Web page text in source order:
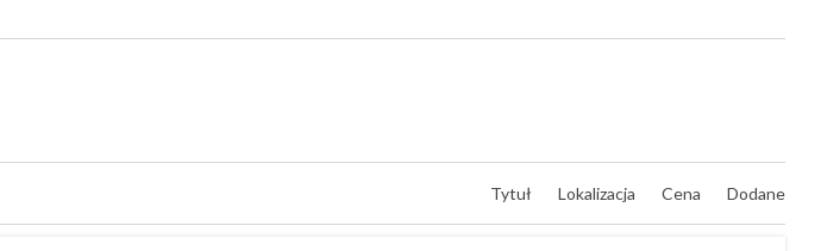
Tytuł Lokalizacja Cena Dodane